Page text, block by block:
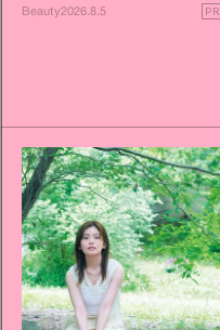
Beauty2026.8.5 PR